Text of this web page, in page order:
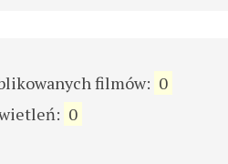
filmów: 0
0